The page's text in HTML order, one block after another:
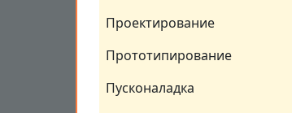
Проектирование
Прототипирование
Пусконаладка